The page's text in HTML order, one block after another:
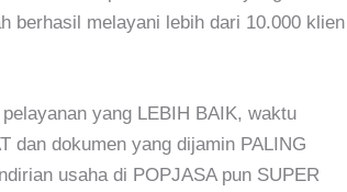
berhasil melayani lebih dari 10.000 klien
yang LEBIH BAIK, waktu
dan dokumen yang dijamin PALING
usaha di POPJASA pun SUPER